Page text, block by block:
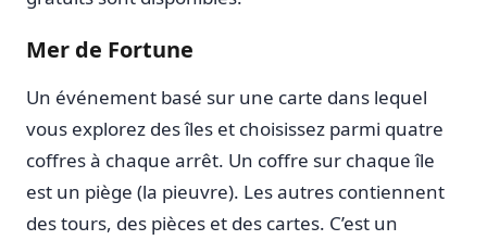
Mer de Fortune
Un événement basé sur une carte dans lequel
vous explorez des îles et choisissez parmi quatre
coffres à chaque arrêt. Un coffre sur chaque île
est un piège (la pieuvre). Les autres contiennent
des tours, des pièces et des cartes. C’est un